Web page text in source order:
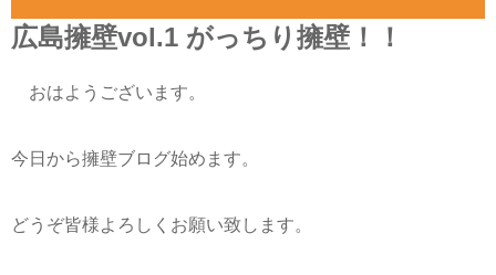
広島擁壁vol.1 がっちり擁壁！！
おはようございます。
今日から擁壁ブログ始めます。
どうぞ皆様よろしくお願い致します。